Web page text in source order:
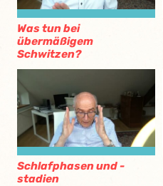
Was tun bei
übermäßigem
Schwitzen?
Schlafphasen und -
stadien